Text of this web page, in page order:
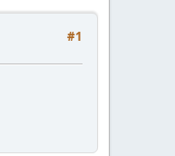
#1